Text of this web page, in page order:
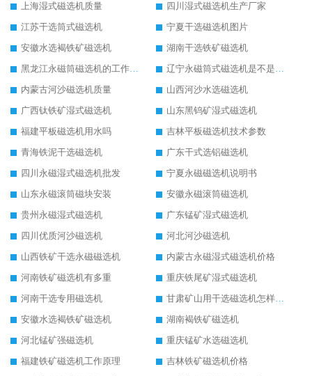
上海湿式磁选机质量
四川湿式磁选机生产厂家
江苏干选筒式磁选机
宁夏干选磁选机图片
安徽水选褐铁矿磁选机
湖南干选铁矿磁选机
黑龙江永磁筒磁选机的工作原理
辽宁永磁筒式磁选机是不是强磁
内蒙古河沙磁选机质量
山西河沙水选磁选机
广西钛铁矿湿式磁选机
山东黑钨矿湿式磁选机
福建平板磁选机用水吗
吉林平板磁选机技术参数
青海铁泥干选磁选机
广东干式选铝磁选机
四川永磁湿式磁选机批发
宁夏永磁磁选机说明书
山东永磁滚筒磁块安装
安徽永磁滚筒磁选机
贵州永磁湿式磁选机
广东锰矿湿式磁选机
四川优质河沙磁选机
河北河沙磁选机
山西铁矿干选永磁磁选机
内蒙古永磁湿式磁选机价格
河南铁矿磁选机有多重
重庆铁尾矿湿式磁选机
河南干选专用磁选机
甘肃矿山用干选磁选机怎样调磁
安徽水选褐铁矿磁选机
湖南褐铁矿磁选机
河北锰矿强磁选机
重庆锰矿水选磁选机
福建铁矿磁选机工作原理
吉林铁矿磁选机价格